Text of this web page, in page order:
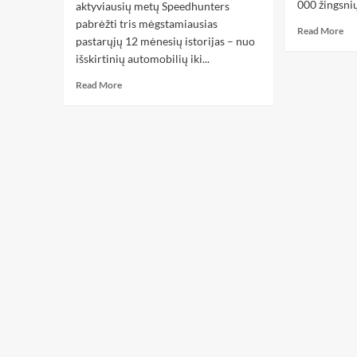
aktyviausių metų Speedhunters
pabrėžti tris mėgstamiausias
pastarųjų 12 mėnesių istorijas – nuo ​​
išskirtinių automobilių iki...
Read More
000
Read More